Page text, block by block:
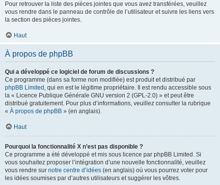
Pour retrouver la liste des pièces jointes que vous avez transférées, veuillez
vous rendre dans le panneau de contrôle de l’utilisateur et suivre les liens vers
la section des pièces jointes.
Haut
À propos de phpBB
Qui a développé ce logiciel de forum de discussions ?
Ce programme (dans sa forme non modifiée) est produit et distribué par
phpBB Limited , qui en est le légitime propriétaire. Il est rendu accessible sous
la « Licence Publique Générale GNU version 2 (GPL-2.0) » et peut être
distribué gratuitement. Pour plus d’informations, veuillez consulter la rubrique
« À propos de phpBB » (en anglais).
Haut
Pourquoi la fonctionnalité X n’est pas disponible ?
Ce programme a été développé et mis sous licence par phpBB Limited. Si
vous souhaitez proposer l’intégration d’une nouvelle fonctionnalité, veuillez
vous rendre sur notre centre d’idées (en anglais) où vous pourrez voter pour
les idées soumises par d’autres utilisateurs et suggérer les vôtres.